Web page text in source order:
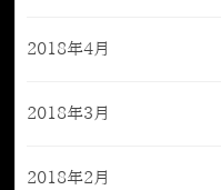
2018年4月
2018年3月
2018年2月